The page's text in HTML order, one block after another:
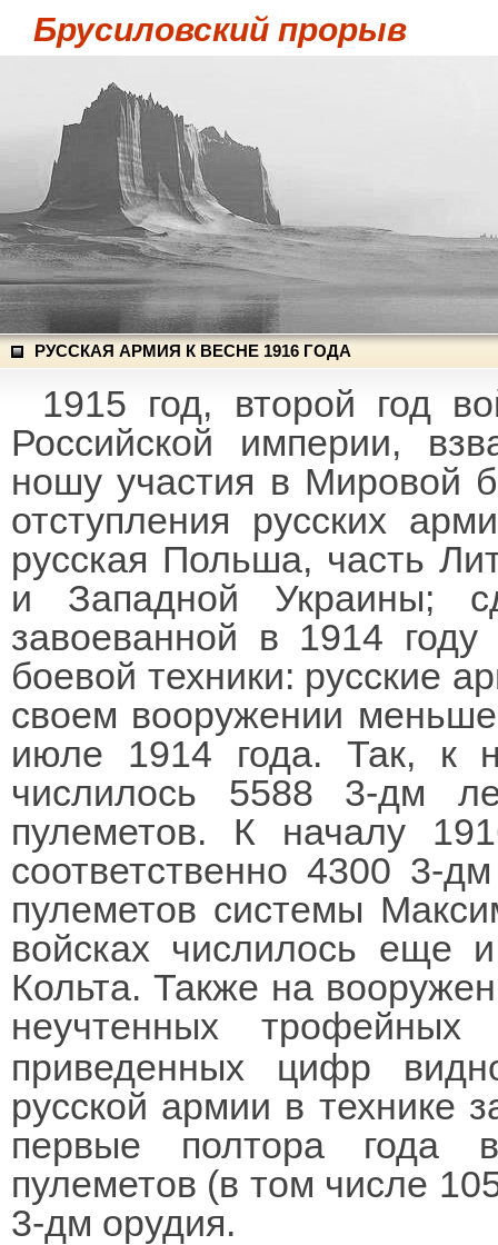
Брусиловский прорыв
РУССКАЯ АРМИЯ К ВЕСНЕ 1916 ГОДА
1915 год, второй год
Российской империи,
ношу участия в Мировой
отступления русских
русская Польша, часть
и Западной Украины;
завоеванной в 1914
боевой техники: русские
своем вооружении
июле 1914 года. Так, к
числилось 5588 3-дм
пулеметов. К началу
соответственно 4300 3-
пулеметов системы
войсках числилось еще
Кольта. Также на
неучтенных трофейных
приведенных цифр
русской армии в технике
первые полтора года
пулеметов (в том числе
3-дм орудия.